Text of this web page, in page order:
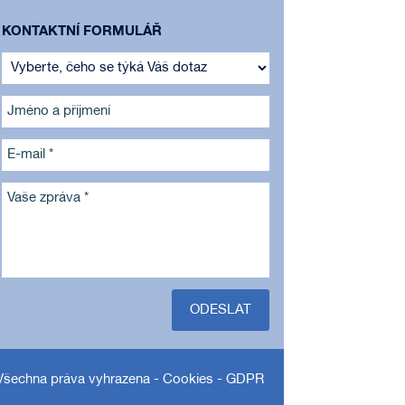
KONTAKTNÍ FORMULÁŘ
Jméno a příjmení
E-mail *
Vaše zpráva *
ODESLAT
práva vyhrazena - Cookies - GDPR